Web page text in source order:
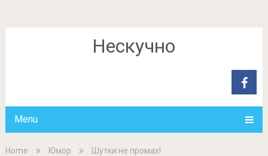
Нескучно
Menu
Home Юмор Шутки не промах!